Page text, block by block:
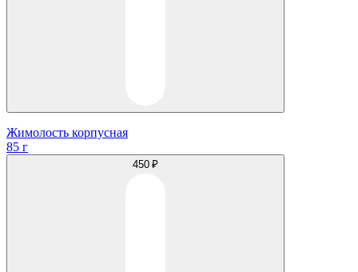
Жимолость корпусная
85 г
450 ₽